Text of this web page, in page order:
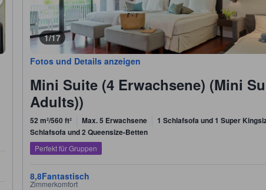
1/17
Fotos und Details anzeigen
Mini Suite (4 Erwachsene) (Mini
Adults))
52 m²/560 ft² Max. 5 Erwachsene
1 Schlafsofa und 1 Super
Schlafsofa und 2 Queensize-Betten
Perfekt für Gruppen
8,8Fantastisch
Zimmerkomfort